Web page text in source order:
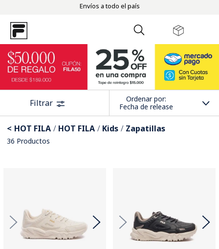
Envíos a todo el país
Filtrar
Ordenar por
Fecha de release
HOT FILA HOT FILA Kids Zapatillas
36 Productos